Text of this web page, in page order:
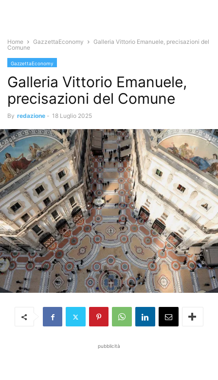
Home GazzettaEconomy
Galleria Vittorio Emanuele, precisazioni del
Comune
GazzettaEconomy
Galleria Vittorio Emanuele,
precisazioni del Comune
By redazione - 18 Luglio 2025
pubblicità